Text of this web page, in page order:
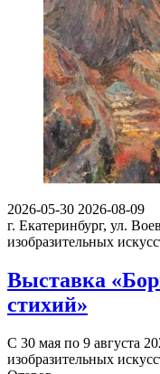
2026-05-30 2026-08-09
г. Екатеринбург, ул.
изобразительных
Выставка
стихий»
С 30 мая по 9 августа
изобразительных